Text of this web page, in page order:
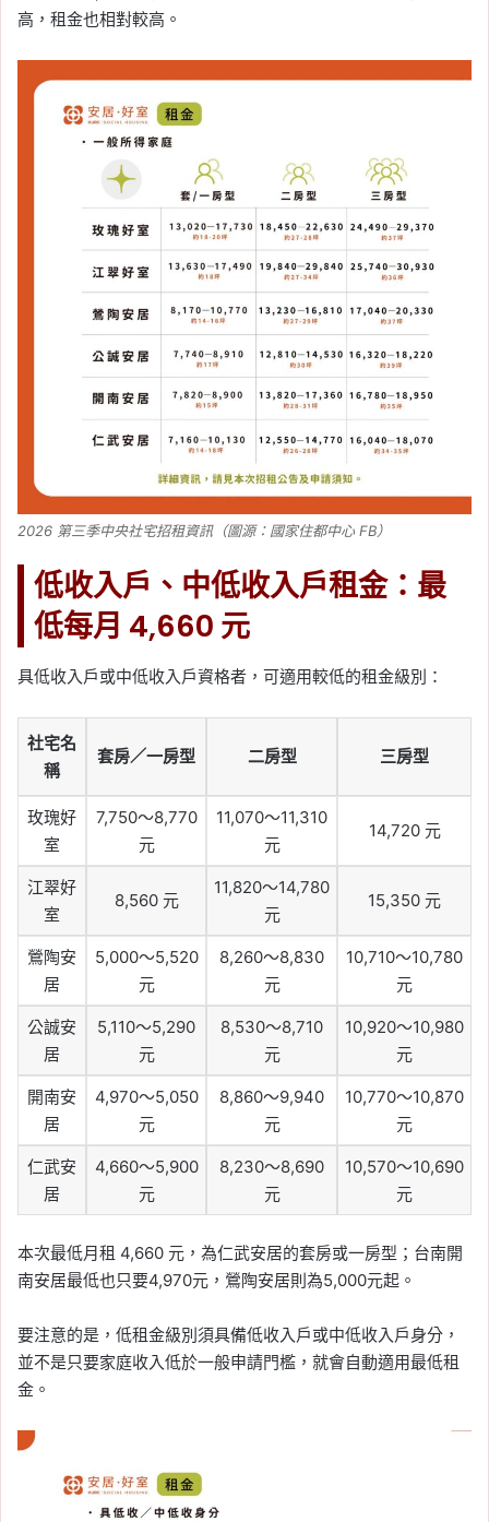
高，租金也相對較高。
2026 第三季中央社宅招租資訊（圖源：國家住都中心 FB）
低收入戶、中低收入戶租金：最
低每月 4,660 元
具低收入戶或中低收入戶資格者，可適用較低的租金級別：
社宅名
稱
套房／一房型 二房型 三房型
玫瑰好
室
7,750～8,770
元
11,070～11,310
元
14,720 元
江翠好
室
8,560 元
11,820～14,780
元
15,350 元
鶯陶安
居
5,000～5,520
元
8,260～8,830
元
10,710～10,780
元
公誠安
居
5,110～5,290
元
8,530～8,710
元
10,920～10,980
元
開南安
居
4,970～5,050
元
8,860～9,940
元
10,770～10,870
元
仁武安
居
4,660～5,900
元
8,230～8,690
元
10,570～10,690
元
本次最低月租 4,660 元，為仁武安居的套房或一房型；台南開
南安居最低也只要4,970元，鶯陶安居則為5,000元起。
要注意的是，低租金級別須具備低收入戶或中低收入戶身分，
並不是只要家庭收入低於一般申請門檻，就會自動適用最低租
金。